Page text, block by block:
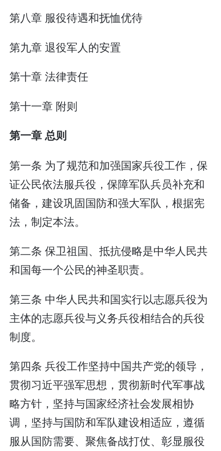
第八章 服役待遇和抚恤优待
第九章 退役军人的安置
第十章 法律责任
第十一章 附则
第一章 总则
第一条 为了规范和加强国家兵役工作，保
证公民依法服兵役，保障军队兵员补充和
储备，建设巩固国防和强大军队，根据宪
法，制定本法。
第二条 保卫祖国、抵抗侵略是中华人民共
和国每一个公民的神圣职责。
第三条 中华人民共和国实行以志愿兵役为
主体的志愿兵役与义务兵役相结合的兵役
制度。
第四条 兵役工作坚持中国共产党的领导，
贯彻习近平强军思想，贯彻新时代军事战
略方针，坚持与国家经济社会发展相协
调，坚持与国防和军队建设相适应，遵循
服从国防需要、聚焦备战打仗、彰显服役